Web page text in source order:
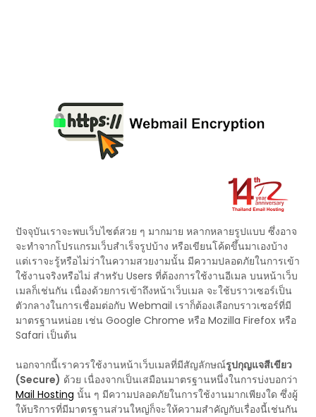
ปัจจุบันเราจะพบเว็บไซต์สวย ๆ มากมาย หลากหลายรูปแบบ ซึ่งอาจ
จะทำจากโปรแกรมเว็บสำเร็จรูปบ้าง หรือเขียนโค้ดขึ้นมาเองบ้าง
แต่เราจะรู้หรือไม่ว่าในความสวยงามนั้น มีความปลอดภัยในการเข้า
ใช้งานจริงหรือไม่ สำหรับ Users ที่ต้องการใช้งานอีเมล บนหน้าเว็บ
เมลก็เช่นกัน เนื่องด้วยการเข้าถึงหน้าเว็บเมล จะใช้บราวเซอร์เป็น
ตัวกลางในการเชื่อมต่อกับ Webmail เราก็ต้องเลือกบราวเซอร์ที่มี
มาตรฐานหน่อย เช่น Google Chrome หรือ Mozilla Firefox หรือ
Safari เป็นต้น
นอกจากนี้เราควรใช้งานหน้าเว็บเมลที่มีสัญลักษณ์รูปกุญแจสีเขียว
(Secure) ด้วย เนื่องจากเป็นเสมือนมาตรฐานหนึ่งในการบ่งบอกว่า
Mail Hosting นั้น ๆ มีความปลอดภัยในการใช้งานมากเพียงใด ซึ่งผู้
ให้บริการที่มีมาตรฐานส่วนใหญ่ก็จะให้ความสำคัญกับเรื่องนี้เช่นกัน